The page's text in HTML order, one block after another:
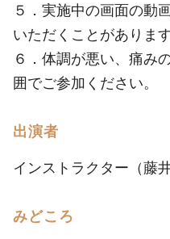
５．実施中の画面の動
いただくことがあります
６．体調が悪い、痛み
囲でご参加ください。
出演者
インストラクター（藤井
みどころ